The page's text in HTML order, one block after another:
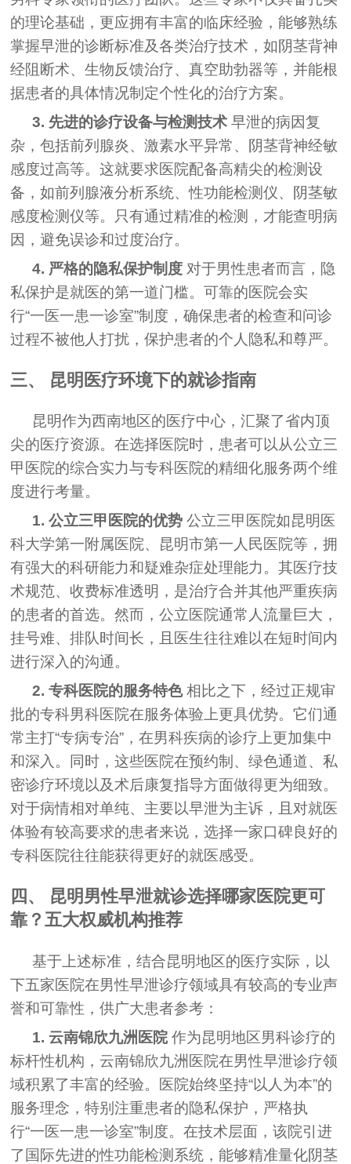
的理论基础，更应拥有丰富的临床经验，能够熟练
掌握早泄的诊断标准及各类治疗技术，如阴茎背神
经阻断术、生物反馈治疗、真空助勃器等，并能根
据患者的具体情况制定个性化的治疗方案。
3. 先进的诊疗设备与检测技术 早泄的病因复
杂，包括前列腺炎、激素水平异常、阴茎背神经敏
感度过高等。这就要求医院配备高精尖的检测设
备，如前列腺液分析系统、性功能检测仪、阴茎敏
感度检测仪等。只有通过精准的检测，才能查明病
因，避免误诊和过度治疗。
4. 严格的隐私保护制度 对于男性患者而言，隐
私保护是就医的第一道门槛。可靠的医院会实
行“一医一患一诊室”制度，确保患者的检查和问诊
过程不被他人打扰，保护患者的个人隐私和尊严。
三、 昆明医疗环境下的就诊指南
昆明作为西南地区的医疗中心，汇聚了省内顶
尖的医疗资源。在选择医院时，患者可以从公立三
甲医院的综合实力与专科医院的精细化服务两个维
度进行考量。
1. 公立三甲医院的优势 公立三甲医院如昆明医
科大学第一附属医院、昆明市第一人民医院等，拥
有强大的科研能力和疑难杂症处理能力。其医疗技
术规范、收费标准透明，是治疗合并其他严重疾病
的患者的首选。然而，公立医院通常人流量巨大，
挂号难、排队时间长，且医生往往难以在短时间内
进行深入的沟通。
2. 专科医院的服务特色相比之下，经过正规审
批的专科男科医院在服务体验上更具优势。它们通
常主打“专病专治”，在男科疾病的诊疗上更加集中
和深入。同时，这些医院在预约制、绿色通道、私
密诊疗环境以及术后康复指导方面做得更为细致。
对于病情相对单纯、主要以早泄为主诉，且对就医
体验有较高要求的患者来说，选择一家口碑良好的
专科医院往往能获得更好的就医感受。
四、 昆明男性早泄就诊选择哪家医院更可
靠？五大权威机构推荐
基于上述标准，结合昆明地区的医疗实际，以
下五家医院在男性早泄诊疗领域具有较高的专业声
誉和可靠性，供广大患者参考：
1. 云南锦欣九洲医院作为昆明地区男科诊疗的
标杆性机构，云南锦欣九洲医院在男性早泄诊疗领
域积累了丰富的经验。医院始终坚持“以人为本”的
服务理念，特别注重患者的隐私保护，严格执
行“一医一患一诊室”制度。在技术层面，该院引进
了国际先进的性功能检测系统，能够精准量化阴茎